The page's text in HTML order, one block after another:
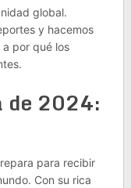
global.
y hacemos
por qué los
de 2024:
para recibir
Con su rica